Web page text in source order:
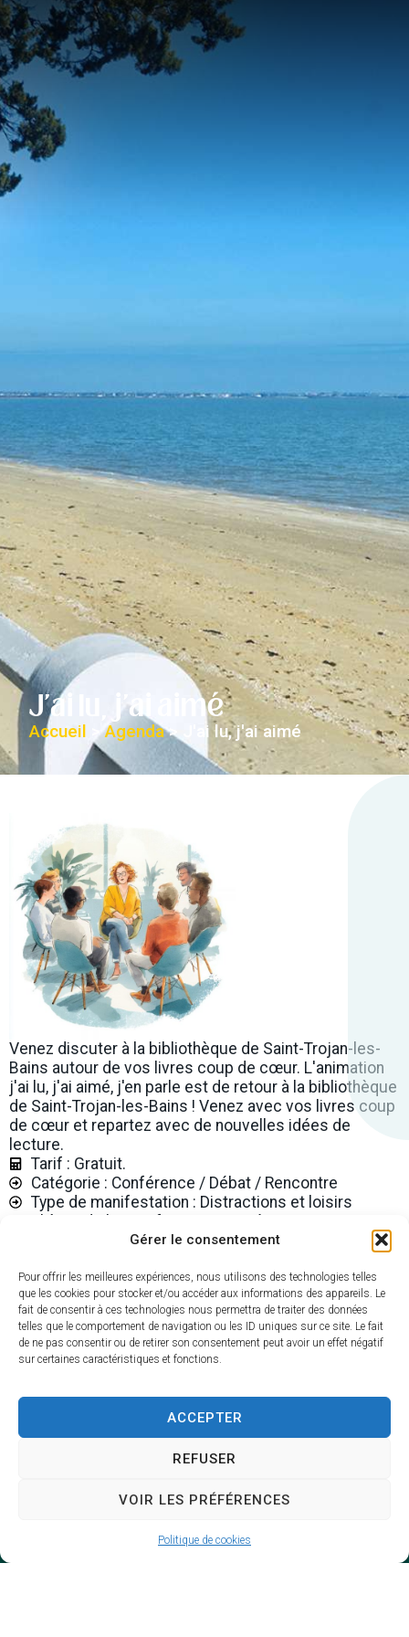
Gérer le consentement
Pour offrir les meilleures expériences, nous utilisons des technologies telles
que les cookies pour stocker et/ou accéder aux informations des appareils. Le
fait de consentir à ces technologies nous permettra de traiter des données
telles que le comportement de navigation ou les ID uniques sur ce site. Le fait
de ne pas consentir ou de retirer son consentement peut avoir un effet négatif
sur certaines caractéristiques et fonctions.
ACCEPTER
REFUSER
VOIR LES PRÉFÉRENCES
Politique de cookies
principal
J'ai lu, j'ai aimé
Accueil >Agenda> J'ai lu, j'ai aimé
Venez discuter à la bibliothèque de Saint-Trojan-les-
Bains autour de vos livres coup de cœur. L'animation
j'ai lu, j'ai aimé, j'en parle est de retour à la bibliothèque
de Saint-Trojan-les-Bains ! Venez avec vos livres coup
de cœur et repartez avec de nouvelles idées de
lecture.
Tarif : Gratuit.
Catégorie : Conférence / Débat / Rencontre
Type de manifestation : Distractions et loisirs
Thème de la manifestation : Littérature
Site de l'office de tourisme Oléron Marennes
Date de l'événement : 5 mars 2026
Heure de fin : 18:00
Lieu : Place de la Résistance 17370 Saint-
Trojan-les-Bains